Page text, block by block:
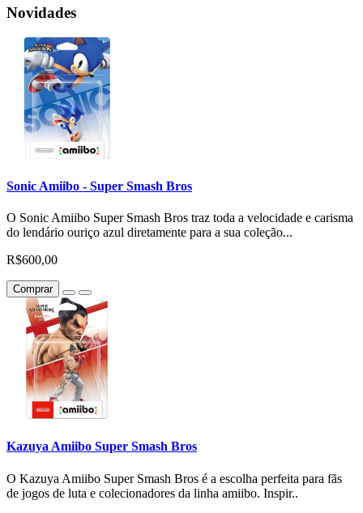
Novidades
Sonic Amiibo - Super Smash Bros
O Sonic Amiibo Super Smash Bros traz toda a velocidade e carisma
do lendário ouriço azul diretamente para a sua coleção...
R$600,00
Comprar
Kazuya Amiibo Super Smash Bros
O Kazuya Amiibo Super Smash Bros é a escolha perfeita para fãs
de jogos de luta e colecionadores da linha amiibo. Inspir..